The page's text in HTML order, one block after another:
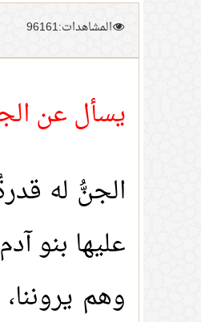
المشاهدات:96161
يسأل عن
الجنُّ له
عليها بنو
وهم